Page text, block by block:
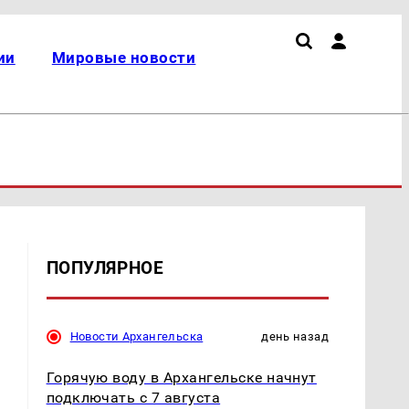
Мировые новости
ПОПУЛЯРНОЕ
Новости Архангельска день назад
Горячую воду в Архангельске начнут
подключать с 7 августа